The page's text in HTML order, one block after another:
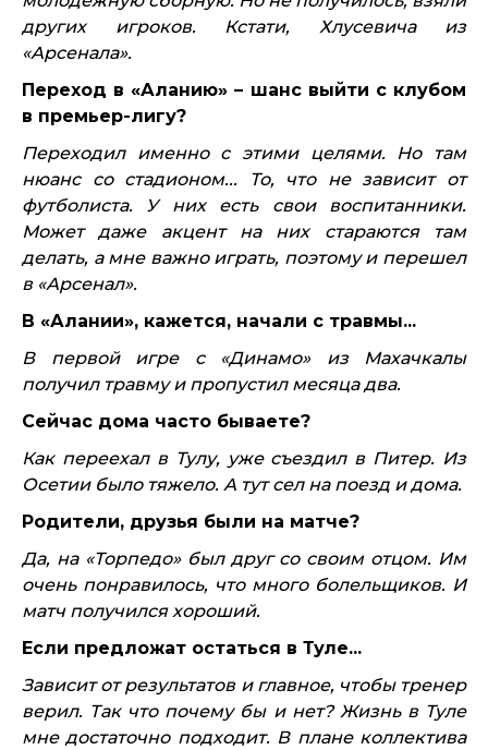
других игроков. Кстати, Хлусевича из
«Арсенала».
Переход в «Аланию» – шанс выйти с клубом
в премьер-лигу?
Переходил именно с этими целями. Но там
нюанс со стадионом... То, что не зависит от
футболиста. У них есть свои воспитанники.
Может даже акцент на них стараются там
делать, а мне важно играть, поэтому и перешел
в «Арсенал».
В «Алании», кажется, начали с травмы...
В первой игре с «Динамо» из Махачкалы
получил травму и пропустил месяца два.
Сейчас дома часто бываете?
Как переехал в Тулу, уже съездил в Питер. Из
Осетии было тяжело. А тут сел на поезд и дома.
Родители, друзья были на матче?
Да, на «Торпедо» был друг со своим отцом. Им
очень понравилось, что много болельщиков. И
матч получился хороший.
Если предложат остаться в Туле...
Зависит от результатов и главное, чтобы тренер
верил. Так что почему бы и нет? Жизнь в Туле
мне достаточно подходит. В плане коллектива